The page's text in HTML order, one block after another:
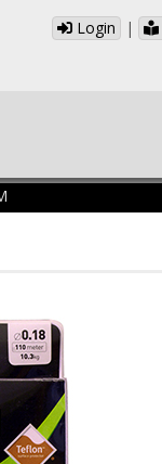
Login |